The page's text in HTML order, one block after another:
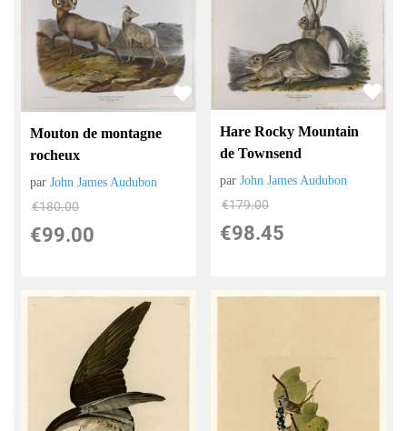
Mouton de montagne
rocheux
parJohn James Audubon
€180.00
€99.00
Hare Rocky Mountain
de Townsend
parJohn James Audubon
€179.00
€98.45